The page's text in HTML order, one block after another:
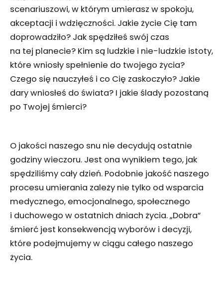
scenariuszowi, w którym umierasz w spokoju,
akceptacji i wdzięczności. Jakie życie Cię tam
doprowadziło? Jak spędziłeś swój czas
na tej planecie? Kim są ludzkie i nie-ludzkie istoty,
które wniosły spełnienie do twojego życia?
Czego się nauczyłeś i co Cię zaskoczyło? Jakie
dary wniosłeś do świata? I jakie ślady pozostaną
po Twojej śmierci?
O jakości naszego snu nie decydują ostatnie
godziny wieczoru. Jest ona wynikiem tego, jak
spędziliśmy cały dzień. Podobnie jakość naszego
procesu umierania zależy nie tylko od wsparcia
medycznego, emocjonalnego, społecznego
i duchowego w ostatnich dniach życia. „Dobra”
śmierć jest konsekwencją wyborów i decyzji,
które podejmujemy w ciągu całego naszego
życia.